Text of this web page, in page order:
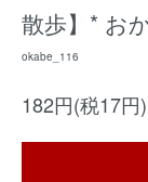
散歩】* お
okabe_116
182円(税17円)